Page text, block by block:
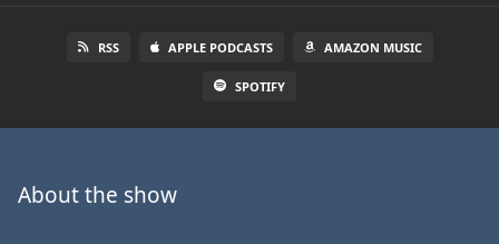
RSS APPLE PODCASTS AMAZON MUSIC
SPOTIFY
About the show